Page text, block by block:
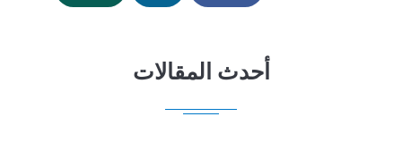
أحدث المقالات